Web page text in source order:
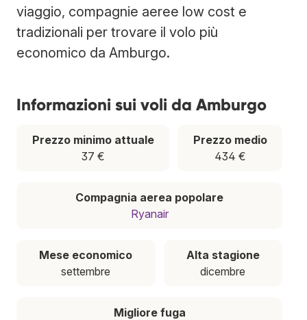
viaggio, compagnie aeree low cost e
tradizionali per trovare il volo più
economico da Amburgo.
Informazioni sui voli da Amburgo
Prezzo minimo attuale
37 €
Prezzo medio
434 €
Compagnia aerea popolare
Ryanair
Mese economico
settembre
Alta stagione
dicembre
Migliore fuga